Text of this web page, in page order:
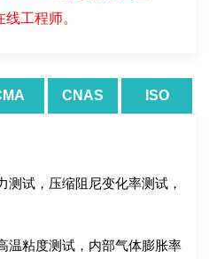
工程师。
CNAS ISO
测试，压缩阻尼变化率测试，
温粘度测试，内部气体膨胀率